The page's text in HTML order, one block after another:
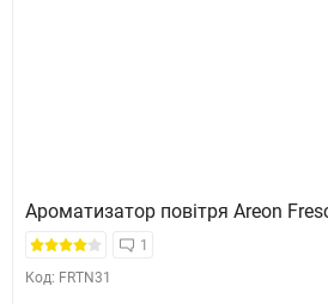
Ароматизатор повітря Areon
1
Код: FRTN31